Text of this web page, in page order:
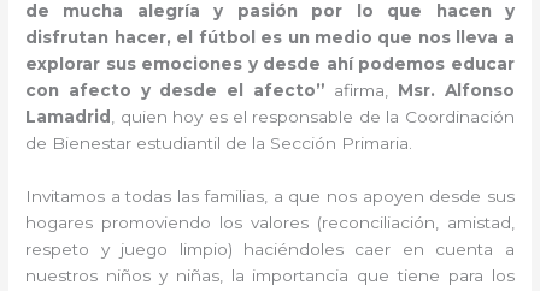
de mucha alegría y pasión por lo que hacen y
disfrutan hacer, el fútbol es un medio que nos lleva a
explorar sus emociones y desde ahí podemos educar
con afecto y desde el afecto” afirma, Msr. Alfonso
Lamadrid
, quien hoy es el responsable de la Coordinación
de Bienestar estudiantil de la Sección Primaria.
Invitamos a todas las familias, a que nos apoyen desde sus
hogares promoviendo los valores (reconciliación, amistad,
respeto y juego limpio) haciéndoles caer en cuenta a
nuestros niños y niñas, la importancia que tiene para los